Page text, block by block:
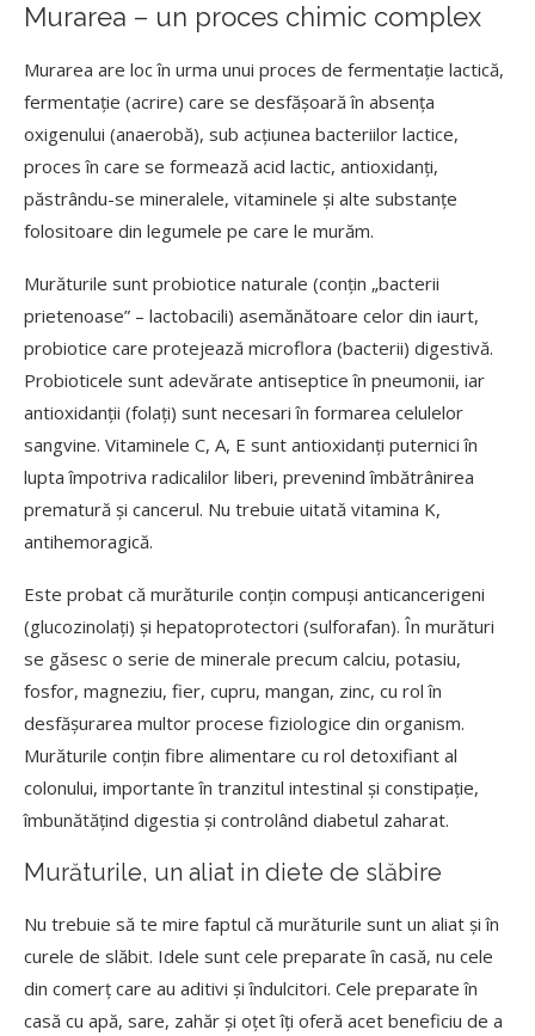
Murarea – un proces chimic complex
Murarea are loc în urma unui proces de fermentație lactică,
fermentație (acrire) care se desfășoară în absența
oxigenului (anaerobă), sub acțiunea bacteriilor lactice,
proces în care se formează acid lactic, antioxidanți,
păstrându-se mineralele, vitaminele și alte substanțe
folositoare din legumele pe care le murăm.
Murăturile sunt probiotice naturale (conțin „bacterii
prietenoase” – lactobacili) asemănătoare celor din iaurt,
probiotice care protejează microflora (bacterii) digestivă.
Probioticele sunt adevărate antiseptice în pneumonii, iar
antioxidanții (folați) sunt necesari în formarea celulelor
sangvine. Vitaminele C, A, E sunt antioxidanți puternici în
lupta împotriva radicalilor liberi, prevenind îmbătrânirea
prematură și cancerul. Nu trebuie uitată vitamina K,
antihemoragică.
Este probat că murăturile conțin compuși anticancerigeni
(glucozinolați) și hepatoprotectori (sulforafan). În murături
se găsesc o serie de minerale precum calciu, potasiu,
fosfor, magneziu, fier, cupru, mangan, zinc, cu rol în
desfășurarea multor procese fiziologice din organism.
Murăturile conțin fibre alimentare cu rol detoxifiant al
colonului, importante în tranzitul intestinal și constipație,
îmbunătățind digestia și controlând diabetul zaharat.
Murăturile, un aliat in diete de slăbire
Nu trebuie să te mire faptul că murăturile sunt un aliat și în
curele de slăbit. Idele sunt cele preparate în casă, nu cele
din comerț care au aditivi și îndulcitori. Cele preparate în
casă cu apă, sare, zahăr și oțet îți oferă acet beneficiu de a